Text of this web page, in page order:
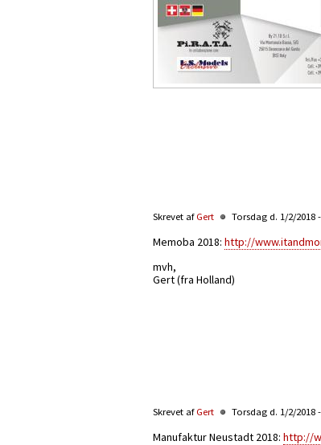
Skrevet af Gert Torsdag d. 1/2/2018
Memoba 2018: http://
mvh,
Gert (fra Holland)
Skrevet af Gert Torsdag d. 1/2/2018
Manufaktur Neustadt 2018: http://